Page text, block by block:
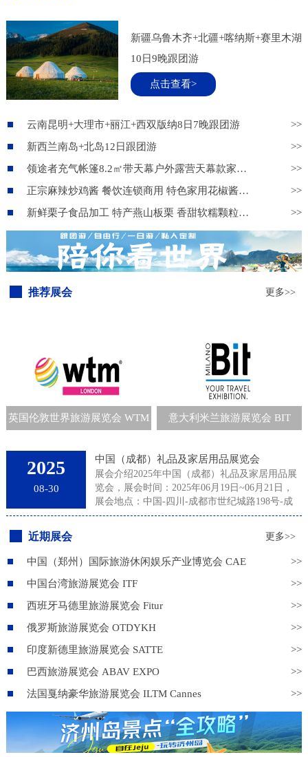
新疆乌鲁木齐+北疆+喀纳斯+赛里木湖
10日9晚跟团游
点击查看>
云南昆明+大理市+丽江+西双版纳8日7晚跟团游
>>
新西兰南岛+北岛12日跟团游
>>
领途者充气帐篷8.2㎡带天幕户外露营天幕款家庭旅游旅行野营装备
>>
正宗麻辣炒鸡酱 餐饮连锁商用 特色家用花椒酱复合酱料
>>
新鲜栗子食品加工 特产燕山板栗 香甜软糯颗粒饱满 物美价廉货源充足
>>
推荐展会 更多>>
英国伦敦世界旅游展览会 WTM 意大利米兰旅游展览会 BIT
2025
08-30
中国（成都）礼品及家居用品展览会
展会介绍2025年中国（成都）礼品及家居用品展
览会，展会时间：2025年06月19日~06月21日，
展会地点：中国-四川-成都市世纪城路198号-成
都世纪城新国际会展中心，主办方：励展华博展
览（深圳）有限公司、成都励展华博展览有限公
司，举办周期：一年一届，展会面积：20000平
米，参展观众：42000人，参展商数量及参展品牌
边市场，展会每年吸引众多专业买家前来采购各
利礼品等，买家包括礼品公司、代理商、分销
商、批发商、百货商超以及企业用户。来自各行
的创意设计及富有竞争力的价格为买家提供多样
的选择。以成都为中心的西部礼品家居市场潜力
年运作国际礼品展的专业经验，立足成都，为业
家居用品展再次扩容激情相约美丽蓉城！2025年
我们将关注市场热点，带您开拓西部市场。展品
范围展品范围: 展品范围内容替换： 小家电、文
近期展会 更多>>
中国（郑州）国际旅游休闲娱乐产业博览会 CAE
>>
中国台湾旅游展览会 ITF
>>
西班牙马德里旅游展览会 Fitur
>>
俄罗斯旅游展览会 OTDYKH
>>
印度新德里旅游展览会 SATTE
>>
巴西旅游展览会 ABAV EXPO
>>
法国戛纳豪华旅游展览会 ILTM Cannes
>>